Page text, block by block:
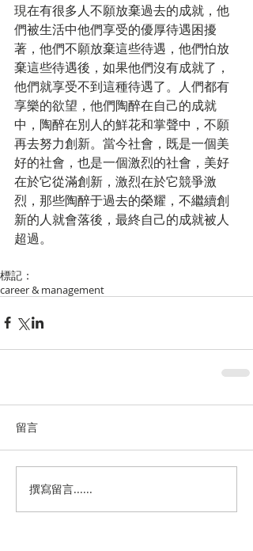
現在有很多人不願放棄過去的成就，他
們被生活中他們享受的優厚待遇困擾
著，他們不願放棄這些待遇，他們怕放
棄這些待遇後，如果他們沒有成就了，
他們就享受不到這種待遇了。人們都有
享樂的欲望，他們陶醉在自己的成就
中，陶醉在別人的鮮花和掌聲中，不願
再去努力創新。當今社會，既是一個美
好的社會，也是一個激烈的社會，美好
在於它從滿創新，激烈在於它競爭激
烈，那些陶醉于過去的榮耀，不繼續創
新的人就會落後，最終自己的成就被人
超過。
標記：
career & management
留言
撰寫留言......